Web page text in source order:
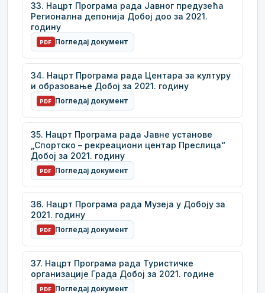
33. Нацрт Програма рада Јавног предузећа
Регионална депонија Добој доо за 2021.
годину
PDF Погледај документ
34. Нацрт Програма рада Центара за културу
и образовање Добој за 2021. годину
PDF Погледај документ
35. Нацрт Програма рада Јавне установе
„Спортско – рекреациони центар Преслица“
Добој за 2021. годину
PDF Погледај документ
36. Нацрт Програма рада Музеја у Добоју за
2021. годину
PDF Погледај документ
37. Нацрт Програма рада Туристичке
организације Града Добој за 2021. године
PDF Погледај документ